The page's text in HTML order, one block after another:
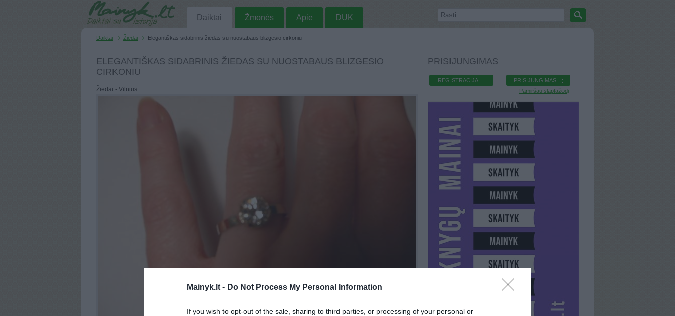
Mainyk.lt - Do Not Process My Personal Information
If you wish to opt-out of the sale, sharing to third parties, or processing of your personal or
Daiktai Žmonės Apie DUK
Daiktai Žiedai Elegantiškas sidabrinis žiedas su nuostabaus blizgesio cirkoniu
ELEGANTIŠKAS SIDABRINIS ŽIEDAS SU NUOSTABAUS BLIZGESIO
CIRKONIU
Žiedai - Vilnius
PRISIJUNGIMAS
REGISTRACIJA
PRISIJUNGIMAS
Pamiršau slaptažodį